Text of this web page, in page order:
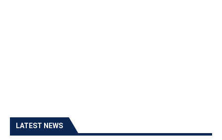
LATEST NEWS